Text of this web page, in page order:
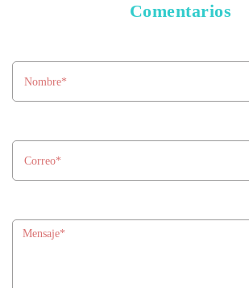
Comentarios